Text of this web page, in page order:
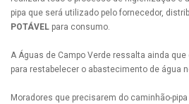
pipa que será utilizado pelo fornecedor,
POTÁVEL para consumo.
A Águas de Campo Verde ressalta ainda
para restabelecer o abastecimento de água
Moradores que precisarem do caminhão-